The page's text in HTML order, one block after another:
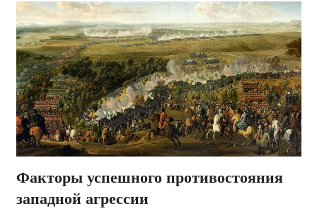
Факторы успешного противостояния
западной агрессии